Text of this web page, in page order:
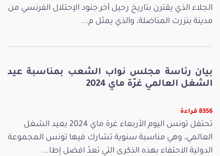
الجلاء الذي يقترن بتاريخ رحيل آخر جنود الإحتلال الفرنسي من
مدينة بنزرت المناضلة، والذي يمثل م...
بيان رئاسة مجلس نواب الشعب بمناسبة عيد
الشغل العالمي غرّة ماي 2024
8356 قراءة
تحتفل تونس اليوم الأربعاء غرة ماي 2024 بعيد الشغل
العالمي، وهي مناسبة سنوية تشارك فيها تونس المجموعة
الدولية الاحتفاء بهذه الذكرى التي تعدّ افضل إطا...